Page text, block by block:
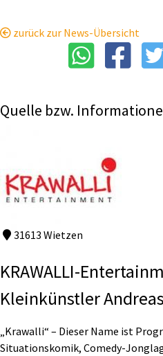
zurück zur News-Übersicht
Quelle bzw.
31613 Wietzen
KRAWALLI-
Kleinkünstler
„Krawalli“ – Dieser Name ist
Situationskomik, Comedy-